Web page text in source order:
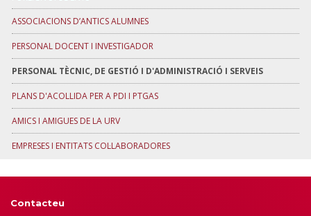
ASSOCIACIONS D’ANTICS ALUMNES
PERSONAL DOCENT I INVESTIGADOR
PERSONAL TÈCNIC, DE GESTIÓ I D'ADMINISTRACIÓ I SERVEIS
PLANS D'ACOLLIDA PER A PDI I PTGAS
AMICS I AMIGUES DE LA URV
EMPRESES I ENTITATS COL·LABORADORES
Contacteu